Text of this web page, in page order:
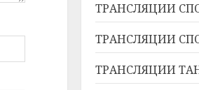
ТРАНСЛЯЦИИ
ТРАНСЛЯЦИИ
ТРАНСЛЯЦИИ